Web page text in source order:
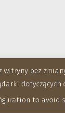
bez
to avoid